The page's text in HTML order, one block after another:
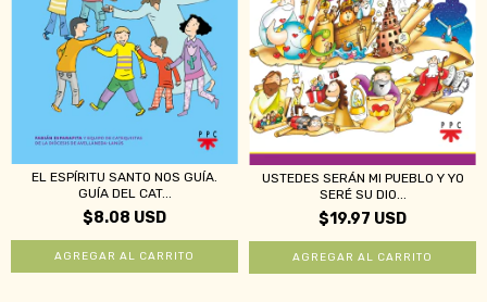
EL ESPÍRITU SANTO NOS GUÍA.
GUÍA DEL CAT...
$8.08 USD
USTEDES SERÁN MI PUEBLO Y YO
SERÉ SU DIO...
$19.97 USD